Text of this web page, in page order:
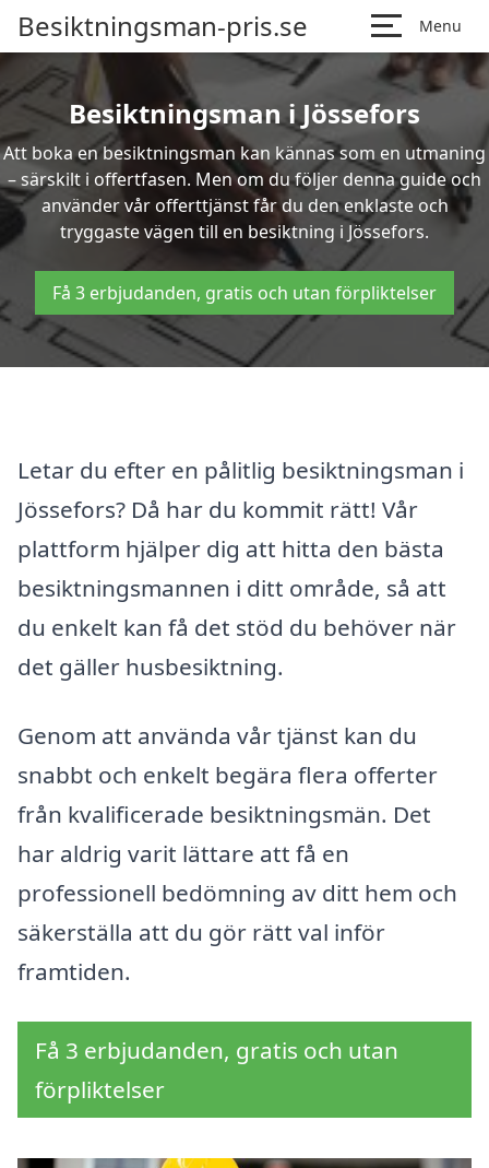
Besiktningsman-pris.se Menu
Besiktningsman i Jössefors
Att boka en besiktningsman kan kännas som en utmaning
– särskilt i offertfasen. Men om du följer denna guide och
använder vår offerttjänst får du den enklaste och
tryggaste vägen till en besiktning i Jössefors.
Få 3 erbjudanden, gratis och utan förpliktelser
Letar du efter en pålitlig besiktningsman i
Jössefors? Då har du kommit rätt! Vår
plattform hjälper dig att hitta den bästa
besiktningsmannen i ditt område, så att
du enkelt kan få det stöd du behöver när
det gäller husbesiktning.
Genom att använda vår tjänst kan du
snabbt och enkelt begära flera offerter
från kvalificerade besiktningsmän. Det
har aldrig varit lättare att få en
professionell bedömning av ditt hem och
säkerställa att du gör rätt val inför
framtiden.
Få 3 erbjudanden, gratis och utan
förpliktelser